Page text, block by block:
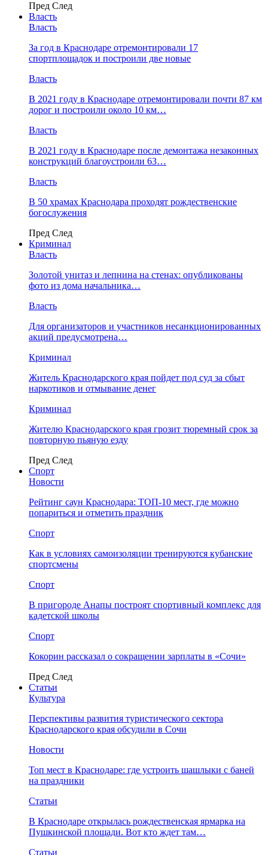
Пред След
Власть
Власть
За год в Краснодаре отремонтировали 17
спортплощадок и построили две новые
Власть
В 2021 году в Краснодаре отремонтировали почти 87 км
дорог и построили около 10 км…
Власть
В 2021 году в Краснодаре после демонтажа незаконных
конструкций благоустроили 63…
Власть
В 50 храмах Краснодара проходят рождественские
богослужения
Пред След
Криминал
Власть
​Золотой унитаз и лепнина на стенах: опубликованы
фото из дома начальника…
Власть
Для организаторов и участников несанкционированных
акций предусмотрена…
Криминал
Житель Краснодарского края пойдет под суд за сбыт
наркотиков и отмывание денег
Криминал
Жителю Краснодарского края грозит тюремный срок за
повторную пьяную езду
Пред След
Спорт
Новости
Рейтинг саун Краснодара: ТОП-10 мест, где можно
попариться и отметить праздник
Спорт
Как в условиях самоизоляции тренируются кубанские
спортсмены
Спорт
В пригороде Анапы построят спортивный комплекс для
кадетской школы
Спорт
Кокорин рассказал о сокращении зарплаты в «Сочи»
Пред След
Статьи
Культура
Перспективы развития туристического сектора
Краснодарского края обсудили в Сочи
Новости
Топ мест в Краснодаре: где устроить шашлыки с баней
на праздники
Статьи
В Краснодаре открылась рождественская ярмарка на
Пушкинской площади. Вот кто ждет там…
Статьи